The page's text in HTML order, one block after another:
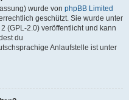
wurde von phpBB Limited
geschützt. Sie wurde unter
(GPL-2.0) veröffentlicht und kann
du
Anlaufstelle ist unter